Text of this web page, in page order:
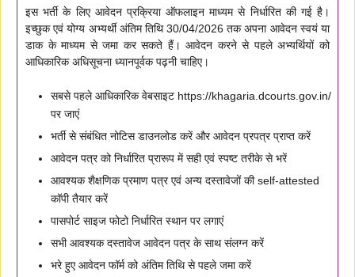
इस भर्ती के लिए आवेदन प्रक्रिया ऑफलाइन माध्यम से निर्धारित की गई है।
इच्छुक एवं योग्य अभ्यर्थी अंतिम तिथि 30/04/2026 तक अपना आवेदन स्वयं या
डाक के माध्यम से जमा कर सकते हैं। आवेदन करने से पहले अभ्यर्थियों को
आधिकारिक अधिसूचना ध्यानपूर्वक पढ़नी चाहिए।
सबसे पहले आधिकारिक वेबसाइट https://khagaria.dcourts.gov.in/
पर जाएं
भर्ती से संबंधित नोटिस डाउनलोड करें और आवेदन प्रपत्र प्राप्त करें
आवेदन पत्र को निर्धारित प्रारूप में सही एवं स्पष्ट तरीके से भरें
आवश्यक शैक्षणिक प्रमाण पत्र एवं अन्य दस्तावेजों की self-attested
कॉपी तैयार करें
पासपोर्ट साइज फोटो निर्धारित स्थान पर लगाएं
सभी आवश्यक दस्तावेज आवेदन पत्र के साथ संलग्न करें
भरे हुए आवेदन फॉर्म को अंतिम तिथि से पहले जमा करें